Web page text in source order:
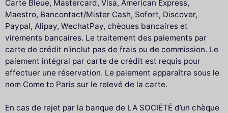
Carte Bleue, Mastercard, Visa, American Express,
Maestro, Bancontact/Mister Cash, Sofort, Discover,
Paypal, Alipay, WechatPay, chèques bancaires et
virements bancaires. Le traitement des paiements par
carte de crédit n'inclut pas de frais ou de commission. Le
paiement intégral par carte de crédit est requis pour
effectuer une réservation. Le paiement apparaîtra sous le
nom Come to Paris sur le relevé de la carte.
En cas de rejet par la banque de LA SOCIÉTÉ d’un chèque